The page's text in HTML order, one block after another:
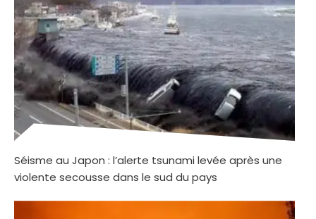
Séisme au Japon : l’alerte tsunami levée après une
violente secousse dans le sud du pays